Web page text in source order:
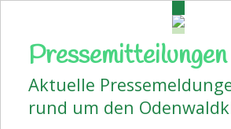
Startseite
Aktuelles
Pressemitteilungen
Pressemitteilungen
Aktuelle
rund um den